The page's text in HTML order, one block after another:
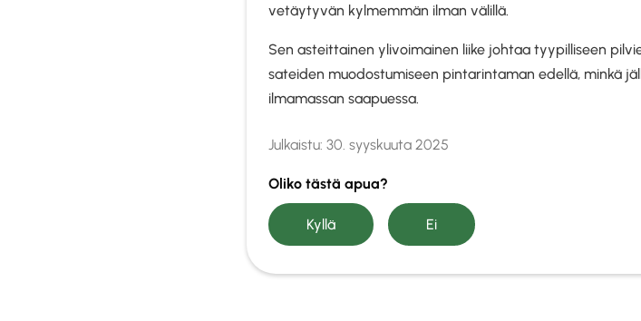
vetäytyvän kylmemmän ilman välillä.
Sen asteittainen ylivoimainen liike johtaa tyypilliseen
sateiden muodostumiseen pintarintaman edellä, minkä
ilmamassan saapuessa.
Julkaistu: 30. syyskuuta 2025
Oliko tästä apua?